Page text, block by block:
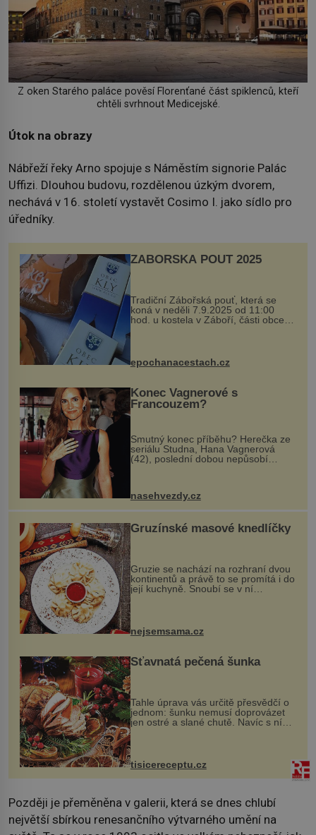
Z oken Starého paláce pověsí Florenťané část spiklenců, kteří
chtěli svrhnout Medicejské.
Útok na obrazy
Nábřeží řeky Arno spojuje s Náměstím signorie Palác
Uffizi. Dlouhou budovu, rozdělenou úzkým dvorem,
nechává v 16. století vystavět Cosimo I. jako sídlo pro
úředníky.
ZÁBOŘSKÁ POUŤ 2025
Tradiční Zábořská pouť, která se
koná v neděli 7.9.2025 od 11:00
hod. u kostela v Záboří, části obce
Kly u Mělníka. V programu naleznete
komentovanou prohlídku kostela,
epochanacestach.cz
Konec Vagnerové s
Francouzem?
Smutný konec příběhu? Herečka ze
seriálu Studna, Hana Vagnerová
(42), poslední dobou nepůsobí
nasehvezdy.cz
Gruzínské masové knedlíčky
Gruzie se nachází na rozhraní dvou
kontinentů a právě to se promítá i do
její kuchyně. Snoubí se v ní
evropské a asijské chutě a díky tomu
pokrmy, které rozhodně st...
nejsemsama.cz
Šťavnatá pečená šunka
Tahle úprava vás určitě přesvědčí o
jednom: šunku nemusí doprovázet
jen ostré a slané chutě. Navíc s ní
nakrmíte poměrně hodně hladových
krků. Ingredience sádlo 3 kg šunky
vcelku 3 stroužky česneku hl...
tisicereceptu.cz
Později je přeměněna v galerii, která se dnes chlubí
největší sbírkou renesančního výtvarného umění na